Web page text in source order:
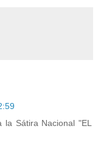
Sátira Nacional "EL